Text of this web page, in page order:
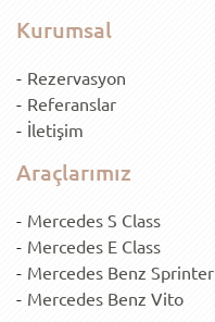
Kurumsal
Rezervasyon
Referanslar
İletişim
Araçlarımız
Mercedes S Class
Mercedes E Class
Mercedes Benz Sprinter
Mercedes Benz Vito